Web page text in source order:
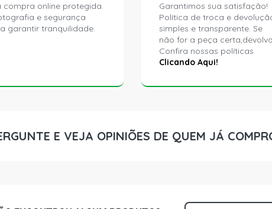
compra online protegida.
e segurança
garantir tranquilidade.
Garantimos sua satisfação!
Política de troca e
simples e transparente. Se
não for a peça
Confira nossas políticas
Clicando Aqui!
E VEJA OPINIÕES DE QUEM JÁ